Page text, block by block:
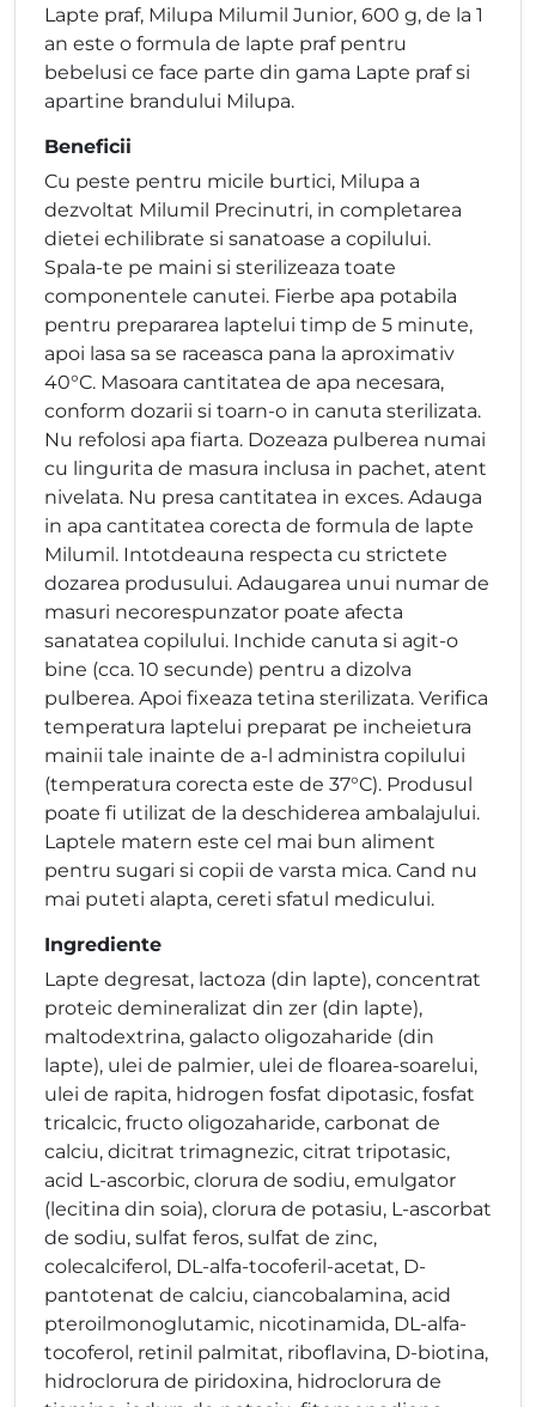
Lapte praf, Milupa Milumil Junior, 600 g, de la 1
an este o formula de lapte praf pentru
bebelusi ce face parte din gama Lapte praf si
apartine brandului Milupa.
Beneficii
Cu peste pentru micile burtici, Milupa a
dezvoltat Milumil Precinutri, in completarea
dietei echilibrate si sanatoase a copilului.
Spala-te pe maini si sterilizeaza toate
componentele canutei. Fierbe apa potabila
pentru prepararea laptelui timp de 5 minute,
apoi lasa sa se raceasca pana la aproximativ
40°C. Masoara cantitatea de apa necesara,
conform dozarii si toarn-o in canuta sterilizata.
Nu refolosi apa fiarta. Dozeaza pulberea numai
cu lingurita de masura inclusa in pachet, atent
nivelata. Nu presa cantitatea in exces. Adauga
in apa cantitatea corecta de formula de lapte
Milumil. Intotdeauna respecta cu strictete
dozarea produsului. Adaugarea unui numar de
masuri necorespunzator poate afecta
sanatatea copilului. Inchide canuta si agit-o
bine (cca. 10 secunde) pentru a dizolva
pulberea. Apoi fixeaza tetina sterilizata. Verifica
temperatura laptelui preparat pe incheietura
mainii tale inainte de a-l administra copilului
(temperatura corecta este de 37°C). Produsul
poate fi utilizat de la deschiderea ambalajului.
Laptele matern este cel mai bun aliment
pentru sugari si copii de varsta mica. Cand nu
mai puteti alapta, cereti sfatul medicului.
Ingrediente
Lapte degresat, lactoza (din lapte), concentrat
proteic demineralizat din zer (din lapte),
maltodextrina, galacto oligozaharide (din
lapte), ulei de palmier, ulei de floarea-soarelui,
ulei de rapita, hidrogen fosfat dipotasic, fosfat
tricalcic, fructo oligozaharide, carbonat de
calciu, dicitrat trimagnezic, citrat tripotasic,
acid L-ascorbic, clorura de sodiu, emulgator
(lecitina din soia), clorura de potasiu, L-ascorbat
de sodiu, sulfat feros, sulfat de zinc,
colecalciferol, DL-alfa-tocoferil-acetat, D-
pantotenat de calciu, ciancobalamina, acid
pteroilmonoglutamic, nicotinamida, DL-alfa-
tocoferol, retinil palmitat, riboflavina, D-biotina,
hidroclorura de piridoxina, hidroclorura de